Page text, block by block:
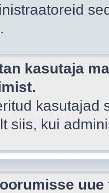
kasutaja
kasutajad
siis, kui
uue